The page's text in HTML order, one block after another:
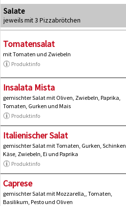
Salate
jeweils mit 3 Pizzabrötchen
Tomatensalat
mit Tomaten und Zwiebeln
Produktinfo
Insalata Mista
gemischter Salat mit Oliven, Zwiebeln, Paprika,
Tomaten, Gurken und Mais
Produktinfo
Italienischer Salat
gemischter Salat mit Tomaten, Gurken, Schinken,
Käse, Zwiebeln, Ei und Paprika
Produktinfo
Caprese
gemischter Salat mit Mozzarella,, Tomaten,
Basilikum, Pesto und Oliven